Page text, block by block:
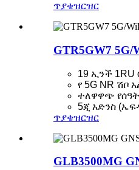
ጥያቄዝርዝር
GTR5GW7
19 ኢንች 1RU
የ 5G NR ሽቦ
ተለዋዋጭ የሰዓት
5ጂ አድንስ
ጥያቄዝርዝር
GLB3500MG